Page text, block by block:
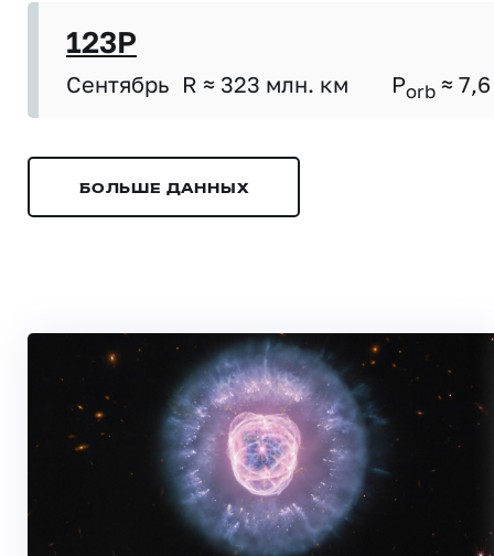
123P
Сентябрь R ≈ 323 млн. км Porb ≈ 7,6
БОЛЬШЕ ДАННЫХ